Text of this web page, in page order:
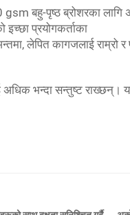
gsm बहु-पृष्ठ ब्रोशरका
प्रयोगकर्ताका
लेपित कागजलाई राम्रो र
भन्दा सन्तुष्ट राख्छन्।